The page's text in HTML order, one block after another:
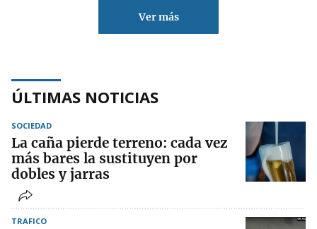
Ver más
ÚLTIMAS NOTICIAS
SOCIEDAD
La caña pierde terreno: cada vez
más bares la sustituyen por
dobles y jarras
TRAFICO